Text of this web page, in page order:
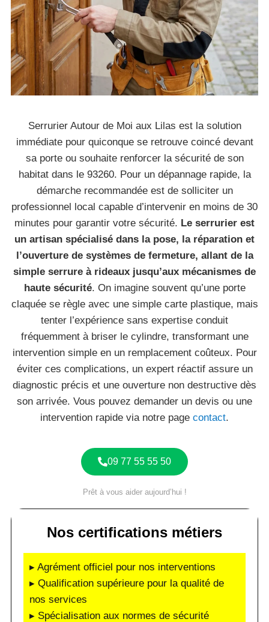
Serrurier Autour de Moi aux Lilas est la solution
immédiate pour quiconque se retrouve coincé devant
sa porte ou souhaite renforcer la sécurité de son
habitat dans le 93260. Pour un dépannage rapide, la
démarche recommandée est de solliciter un
professionnel local capable d’intervenir en moins de 30
minutes pour garantir votre sécurité. Le serrurier est
un artisan spécialisé dans la pose, la réparation et
l’ouverture de systèmes de fermeture, allant de la
simple serrure à rideaux jusqu’aux mécanismes de
haute sécurité. On imagine souvent qu’une porte
claquée se règle avec une simple carte plastique, mais
tenter l’expérience sans expertise conduit
fréquemment à briser le cylindre, transformant une
intervention simple en un remplacement coûteux. Pour
éviter ces complications, un expert réactif assure un
diagnostic précis et une ouverture non destructive dès
son arrivée. Vous pouvez demander un devis ou une
intervention rapide via notre page contact.
09 77 55 55 50
Prêt à vous aider aujourd’hui !
Nos certifications métiers
▸ Agrément officiel pour nos interventions
▸ Qualification supérieure pour la qualité de
nos services
▸ Spécialisation aux normes de sécurité